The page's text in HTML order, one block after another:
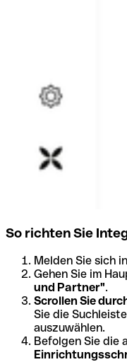
So richten Sie
Melden Sie sich
Gehen Sie im
und Partner".
Scrollen Sie
Sie die
auszuwählen.
Befolgen Sie die